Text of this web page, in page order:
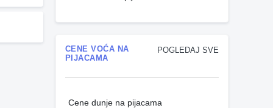
POGLEDAJ SVE
CENE VOĆA NA
PIJACAMA
Cene dunje na pijacama